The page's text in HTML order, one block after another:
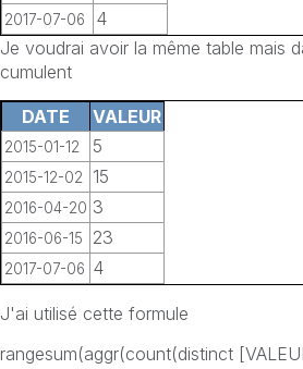
2017-07-06
4
Je voudrai avoir la même table mais
cumulent
DATE VALEUR
2015-01-12 5
2015-12-02 15
2016-04-20 3
2016-06-15 23
2017-07-06 4
J'ai utilisé cette formule
rangesum(aggr(count(distinct